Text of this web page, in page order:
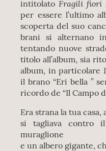
intitolatoFragili fiori
per essere l’ultimo
scoperta del suo
brani si alternano
tentando nuove
titolo all’album, sia
album, in particolare
il brano “Eri bella ”
ricordo de “Il Campo
Era strana la tua
si tagliava contro
muraglione
e un albero gigante,